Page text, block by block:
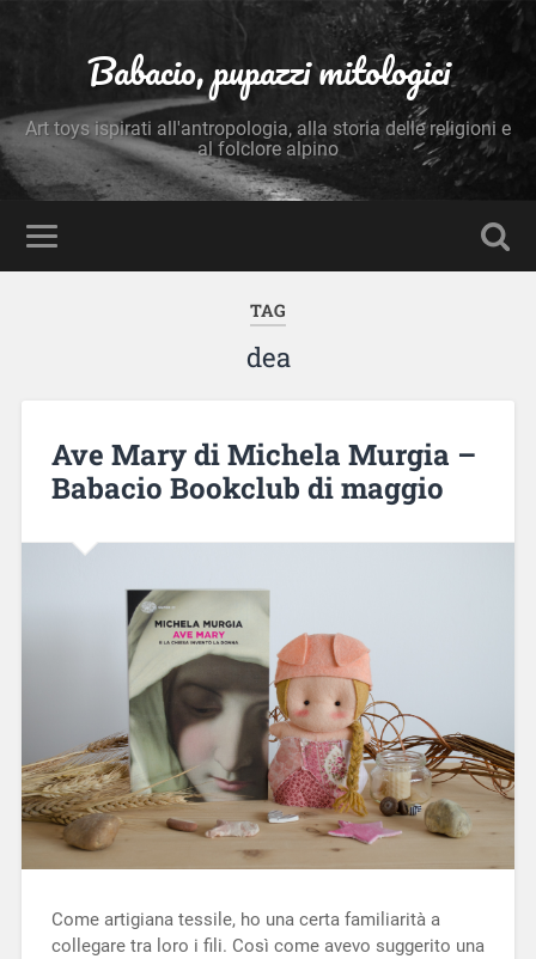
Babacio, pupazzi mitologici
Art toys ispirati all'antropologia, alla storia delle religioni e
al folclore alpino
TAG
dea
Ave Mary di Michela Murgia –
Babacio Bookclub di maggio
Come artigiana tessile, ho una certa familiarità a
collegare tra loro i fili. Così come avevo suggerito una